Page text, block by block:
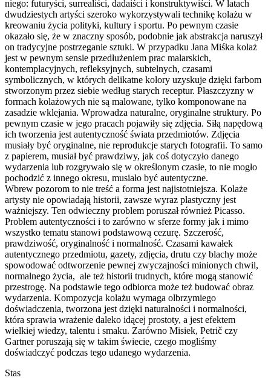
niego: futuryści, surrealiści, dadaiści i konstruktywiści. W latach
dwudziestych artyści szeroko wykorzystywali technikę kolażu w
kreowaniu życia polityki, kultury i sportu. Po pewnym czasie
okazało się, że w znaczny sposób, podobnie jak abstrakcja naruszył
on tradycyjne postrzeganie sztuki. W przypadku Jana Miśka kolaż
jest w pewnym sensie przedłużeniem prac malarskich,
kontemplacyjnych, refleksyjnych, subtelnych, czasami
symbolicznych, w których delikatne kolory uzyskuje dzięki farbom
stworzonym przez siebie według starych receptur. Płaszczyzny w
formach kolażowych nie są malowane, tylko komponowane na
zasadzie wklejania. Wprowadza naturalne, oryginalne struktury. Po
pewnym czasie w jego pracach pojawiły się zdjęcia. Siłą napędową
ich tworzenia jest autentyczność świata przedmiotów. Zdjęcia
musiały być oryginalne, nie reprodukcje starych fotografii. To samo
z papierem, musiał być prawdziwy, jak coś dotyczyło danego
wydarzenia lub rozgrywało się w określonym czasie, to nie mogło
pochodzić z innego okresu, musiało być autentyczne.
Wbrew pozorom to nie treść a forma jest najistotniejsza. Kolaże
artysty nie opowiadają historii, zawsze wyraz plastyczny jest
ważniejszy. Ten odwieczny problem poruszał również Picasso.
Problem autentyczności i to zarówno w sferze formy jak i mimo
wszystko tematu stanowi podstawową cezurę. Szczerość,
prawdziwość, oryginalność i normalność. Czasami kawałek
autentycznego przedmiotu, gazety, zdjęcia, drutu czy blachy może
spowodować odtworzenie pewnej zwyczajności minionych chwil,
normalnego życia, ale też historii trudnych, które mogą stanowić
przestrogę. Na podstawie tego odbiorca może też budować obraz
wydarzenia. Kompozycja kolażu wymaga olbrzymiego
doświadczenia, tworzona jest dzięki naturalności i normalności,
która sprawia wrażenie daleko idącej prostoty, a jest efektem
wielkiej wiedzy, talentu i smaku. Zarówno Misiek, Petrič czy
Gartner poruszają się w takim świecie, czego mogliśmy
doświadczyć podczas tego udanego wydarzenia.
Stas